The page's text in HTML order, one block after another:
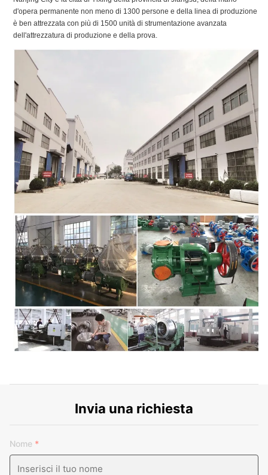
d'opera permanente non meno di 1300 persone e della linea di produzione
è ben attrezzata con più di 1500 unità di strumentazione avanzata
dell'attrezzatura di produzione e della prova.
Invia una richiesta
Nome *